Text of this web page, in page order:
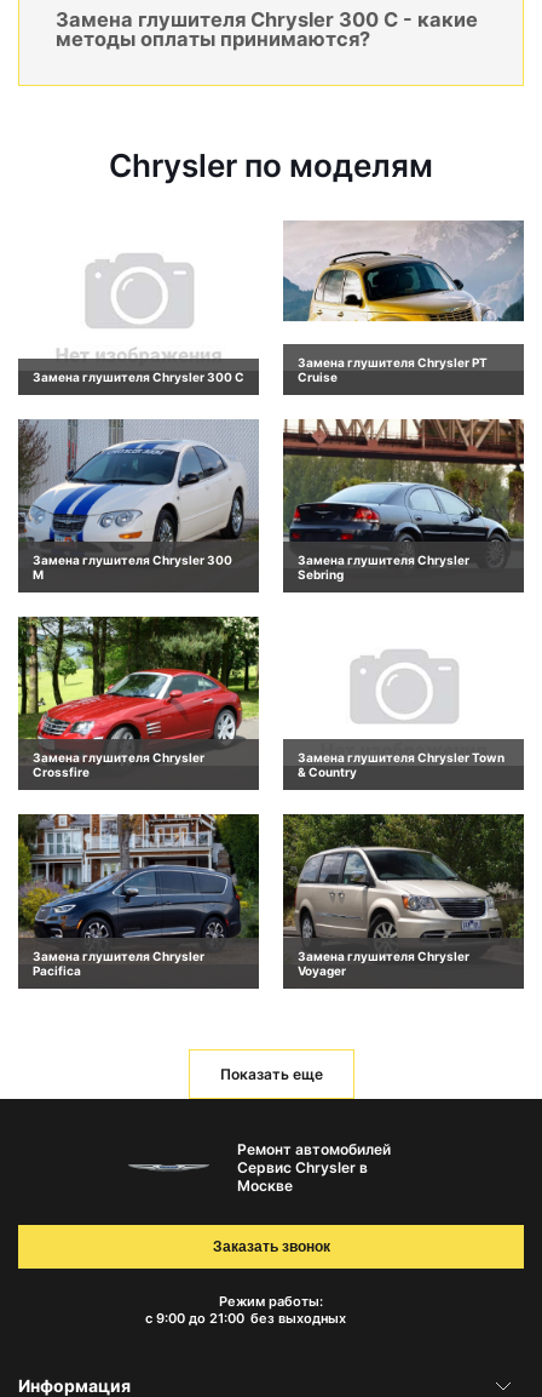
Замена глушителя Chrysler 300 C - какие
методы оплаты принимаются?
Chrysler по моделям
Замена глушителя Chrysler 300 C
Замена глушителя Chrysler PT
Cruise
Замена глушителя Chrysler 300
M
Замена глушителя Chrysler
Sebring
Замена глушителя Chrysler
Crossfire
Замена глушителя Chrysler Town
& Country
Замена глушителя Chrysler
Pacifica
Замена глушителя Chrysler
Voyager
Показать еще
Ремонт автомобилей
Сервис Chrysler в
Москве
Режим работы:
с 9:00 до 21:00 без выходных
Заказать звонок
Информация